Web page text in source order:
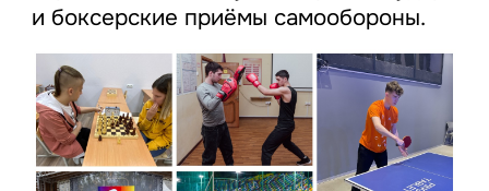
и боксерские приёмы самообороны.